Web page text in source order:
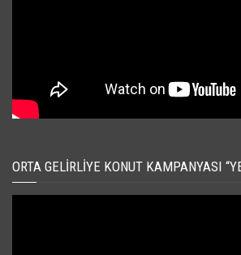
ORTA GELIRLIYE KONUT KAMPANYASI